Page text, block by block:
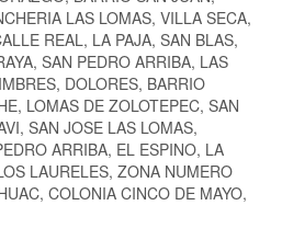
LAS LOMAS, VILLA SECA,
REAL, LA PAJA, SAN BLAS,
SAN PEDRO ARRIBA, LAS
DOLORES, BARRIO
LOMAS DE ZOLOTEPEC, SAN
SAN JOSE LAS LOMAS,
ARRIBA, EL ESPINO, LA
LAURELES, ZONA NUMERO
COLONIA CINCO DE MAYO,